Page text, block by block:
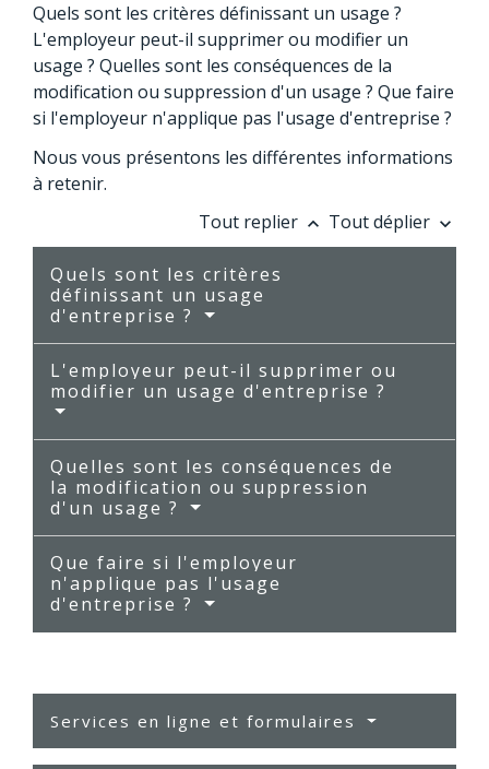
Quels sont les critères définissant un usage ?
L'employeur peut-il supprimer ou modifier un
usage ? Quelles sont les conséquences de la
modification ou suppression d'un usage ? Que faire
si l'employeur n'applique pas l'usage d'entreprise ?
Nous vous présentons les différentes informations
à retenir.
Tout replier keyboard_arrow_up Tout déplier keyboard_arrow_down
Quels sont les critères
définissant un usage
d'entreprise ?
L'employeur peut-il supprimer ou
modifier un usage d'entreprise ?
Quelles sont les conséquences de
la modification ou suppression
d'un usage ?
Que faire si l'employeur
n'applique pas l'usage
d'entreprise ?
Services en ligne et formulaires